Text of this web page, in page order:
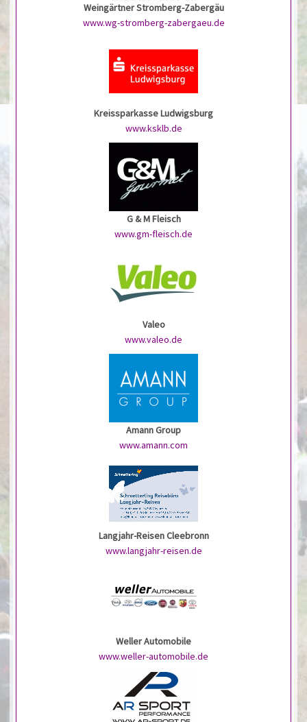
Weingärtner Stromberg-Zabergäu
www.wg-stromberg-zabergaeu.de
Kreissparkasse Ludwigsburg
www.ksklb.de
G & M Fleisch
www.gm-fleisch.de
Valeo
www.valeo.de
Amann Group
www.amann.com
Langjahr-Reisen Cleebronn
www.langjahr-reisen.de
Weller Automobile
www.weller-automobile.de